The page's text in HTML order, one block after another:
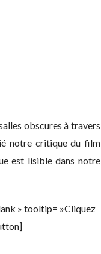
obscures à travers
notre critique du film
est lisible dans notre
» tooltip= »Cliquez